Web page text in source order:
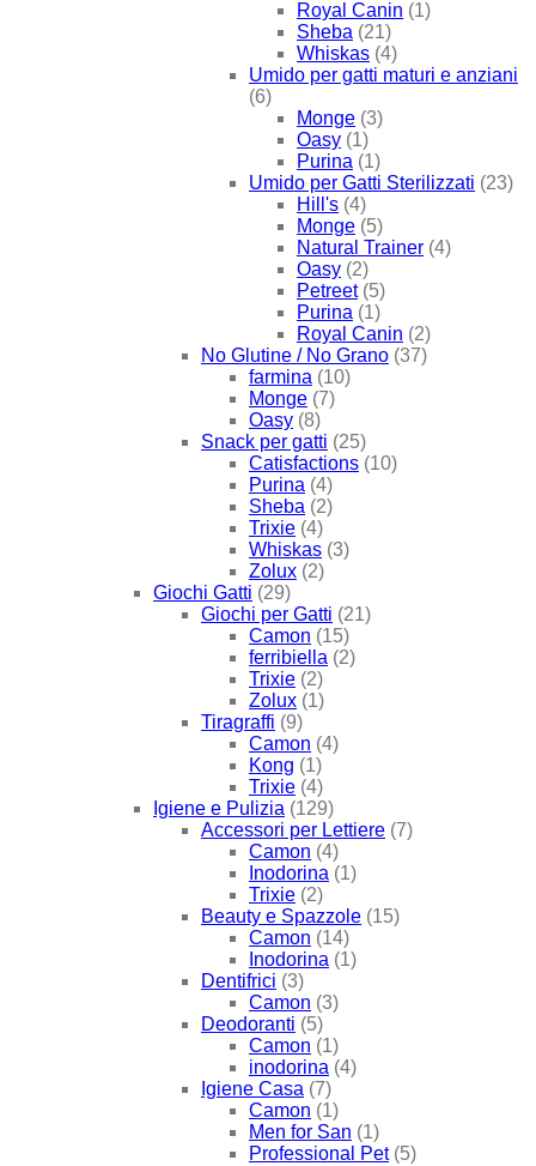
Royal Canin (1)
Sheba (21)
Whiskas (4)
Umido per gatti maturi e anziani
(6)
Monge (3)
Oasy (1)
Purina (1)
Umido per Gatti Sterilizzati (23)
Hill's (4)
Monge (5)
Natural Trainer (4)
Oasy (2)
Petreet (5)
Purina (1)
Royal Canin (2)
No Glutine / No Grano (37)
farmina (10)
Monge (7)
Oasy (8)
Snack per gatti (25)
Catisfactions (10)
Purina (4)
Sheba (2)
Trixie (4)
Whiskas (3)
Zolux (2)
Giochi Gatti (29)
Giochi per Gatti (21)
Camon (15)
ferribiella (2)
Trixie (2)
Zolux (1)
Tiragraffi (9)
Camon (4)
Kong (1)
Trixie (4)
Igiene e Pulizia (129)
Accessori per Lettiere (7)
Camon (4)
Inodorina (1)
Trixie (2)
Beauty e Spazzole (15)
Camon (14)
Inodorina (1)
Dentifrici (3)
Camon (3)
Deodoranti (5)
Camon (1)
inodorina (4)
Igiene Casa (7)
Camon (1)
Men for San (1)
Professional Pet (5)